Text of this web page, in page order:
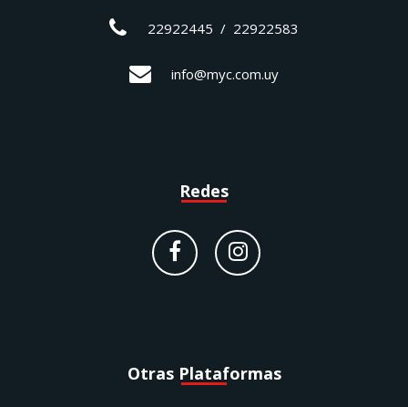
22922445 / 22922583
info@myc.com.uy
Redes
Otras Plataformas